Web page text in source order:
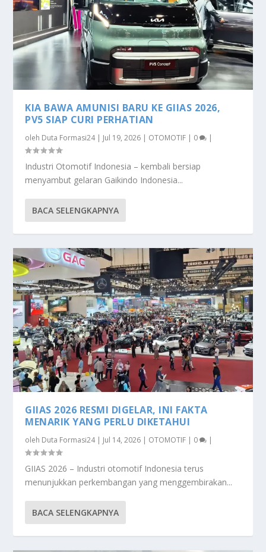
KIA BAWA AMUNISI BARU KE GIIAS 2026,
PV5 SIAP CURI PERHATIAN
oleh Duta Formasi24| Jul 19, 2026 | OTOMOTIF | 0 |
Industri Otomotif Indonesia – kembali bersiap
menyambut gelaran Gaikindo Indonesia...
BACA SELENGKAPNYA
GIIAS 2026 RESMI DIGELAR, INI FAKTA
MENARIK YANG PERLU DIKETAHUI
oleh Duta Formasi24| Jul 14, 2026 | OTOMOTIF | 0 |
GIIAS 2026 – Industri otomotif Indonesia terus
menunjukkan perkembangan yang menggembirakan...
BACA SELENGKAPNYA